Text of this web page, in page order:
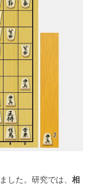
ました。研究では、 相